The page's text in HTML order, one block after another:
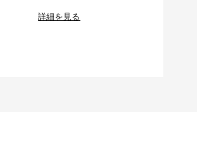
詳細を見る